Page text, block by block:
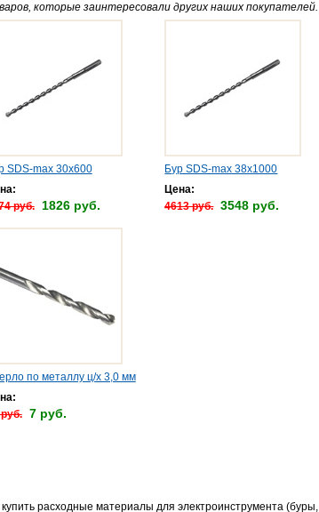
которые заинтересовали других наших покупателей.
SDS-max 30х600
руб.
1826 руб.
Бур SDS-max 38х1000
Цена:
4613 руб. 3548 руб.
по металлу ц/х 3,0 мм
7 руб.
расходные материалы для электроинструмента (буры,